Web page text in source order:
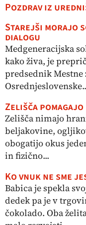
Pozdrav iz
Starejši morajo
dialogu
Medgeneracijska
kako živa, je
predsednik Mestne
Zelišča
Zelišča nimajo
beljakovine,
obogatijo okus
in fizično...
Ko vnuk ne sme
Babica je spekla
dedek pa je v
čokolado. Oba